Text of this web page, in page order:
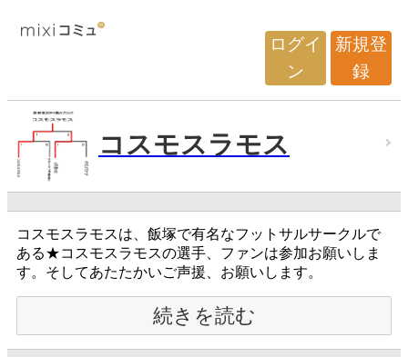
ログイ
ン
新規登
録
コスモスラモス
コスモスラモスは、飯塚で有名なフットサルサークルで
ある★コスモスラモスの選手、ファンは参加お願いしま
す。そしてあたたかいご声援、お願いします。
続きを読む